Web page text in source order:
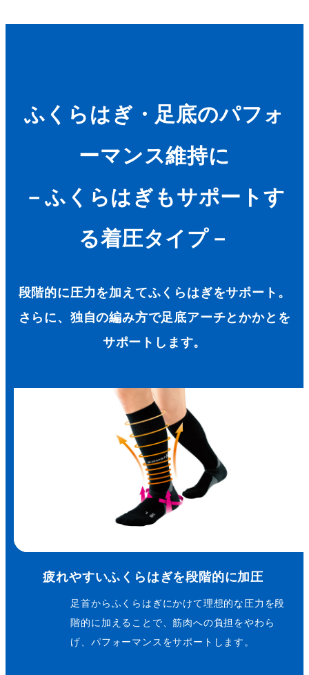
ふくらはぎ・足底のパフォ
ーマンス維持に
－ふくらはぎもサポートす
る着圧タイプ－
段階的に圧力を加えてふくらはぎをサポート。
さらに、独自の編み方で足底アーチとかかとを
サポートします。
疲れやすいふくらはぎを段階的に加圧
足首からふくらはぎにかけて理想的な圧力を段
階的に加えることで、筋肉への負担をやわら
げ、パフォーマンスをサポートします。